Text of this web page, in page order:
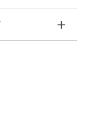
ド0.30ct
9.2mm 厚
ナ900
日程にて発送
」の商品
火曜日までに
をご確認いた
限り、キャ